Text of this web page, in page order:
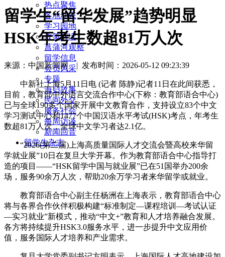
热点聚焦
各地动态
学习园地
政策解读
菖蒲河观察
留学信息
会员风采
专题
海归故事
民间外交
服务社会
每周访谈
新闻回音
留学生杂志
留学生“留华发展”趋势明显
HSK年考生数超81万人次
来源：中国新闻网 | 发布时间：2026-05-12 09:23:39
中新社上海5月11日电 (记者 陈静)记者11日在此间获悉，
目前，教育部中外语言交流合作中心(下称：教育部语合中心)
已与全球190多个国家开展中文教育合作，支持设立83个中文
学习测试中心和1477个中国汉语水平考试(HSK)考点，年考生
数超81万人次，全球中文学习者达2.1亿。
“2026(第二届)上海高质量国际人才交流会暨高校来华留
学就业展”10日在复旦大学开幕。作为教育部语合中心指导打
造的项目——“HSK留学中国与就业展”已在51国举办200余
场，服务90余万人次，帮助20余万学习者来华留学或就业。
教育部语合中心副主任杨洲在上海表示，教育部语合中心
将与各界合作伙伴积极构建“标准制定—课程培训—考试认证
—实习就业”新模式，推动“中文+”教育和人才培养融合发展。
各方将持续提升HSK3.0服务水平，进一步提升中文应用价
值，服务国际人才培养和产业需求。